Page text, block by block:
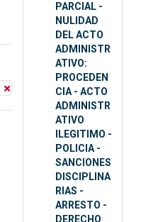
PARCIAL -
NULIDAD
DEL ACTO
ADMINISTR
ATIVO:
PROCEDEN
CIA - ACTO
ADMINISTR
ATIVO
ILEGITIMO -
POLICIA -
SANCIONES
DISCIPLINA
RIAS -
ARRESTO -
DERECHO